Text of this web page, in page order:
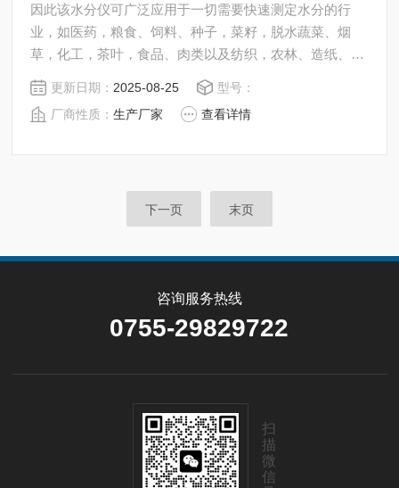
因此该水分仪可广泛应用于一切需要快速测定水分的行
业，如医药，粮食、饲料、种子，菜籽，脱水蔬菜、烟
草，化工，茶叶，食品、肉类以及纺织，农林、造纸、橡
胶、塑胶、纺织等行业中的实验室与生产过程中。同时满
足固体、颗粒、粉末、胶状体及液体含水率的测定要求，
深圳市后王电子科技有限公司始终立志于为用户提供多用
更新日期： 2025-08-25
型号：
厂商性质：生产厂家 查看详情
下一页 末页
咨询服务热线
0755-29829722
扫
描
微
信